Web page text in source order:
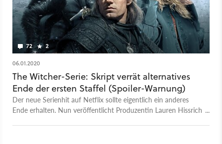
72 2
06.01.2020
The Witcher-Serie: Skript verrät alternatives
Ende der ersten Staffel (Spoiler-Warnung)
Der neue Serienhit auf Netflix sollte eigentlich ein anderes
Ende erhalten. Nun veröffentlicht Produzentin Lauren Hissrich